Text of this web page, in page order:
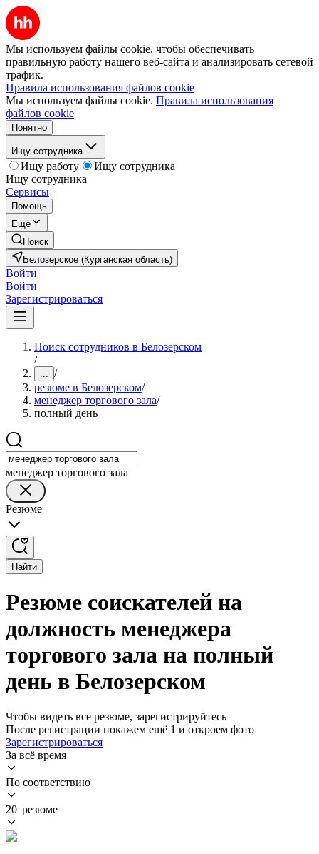
Мы используем файлы cookie, чтобы обеспечивать
правильную работу нашего веб-сайта и анализировать сетевой
трафик.
Правила использования файлов cookie
Мы используем файлы cookie. Правила использования
файлов cookie
Понятно
Ищу сотрудника
Ищу работу
Ищу сотрудника
Ищу сотрудника
Сервисы
Помощь
Ещё
Поиск
Белозерское (Курганская область)
Войти
Войти
Зарегистрироваться
Поиск сотрудников в Белозерском
/
... /
резюме в Белозерском/
менеджер торгового зала/
полный день
менеджер торгового зала
Резюме
Найти
Резюме соискателей на
должность менеджера
торгового зала на полный
день в Белозерском
Чтобы видеть все резюме, зарегистрируйтесь
После регистрации покажем ещё 1 и откроем фото
Зарегистрироваться
За всё время
По соответствию
20 резюме